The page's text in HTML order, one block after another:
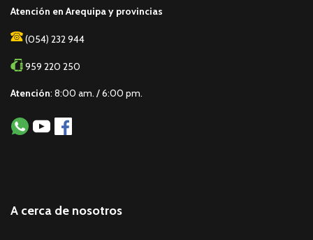
Atención en Arequipa y provincias
(054) 232 944
959 220 250
Atención: 8:00 am. / 6:00 pm.
A cerca de nosotros